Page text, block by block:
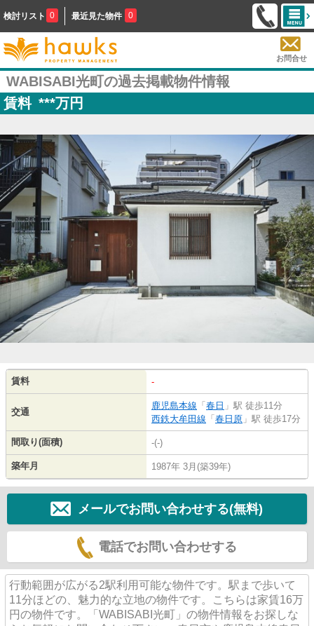
検討リスト 0 最近見た物件 0
お問合せ
WABISABI光町の過去掲載物件情報
賃料 ***万円
賃料 -
交通
鹿児島本線 「 春日 」駅 徒歩11分
西鉄大牟田線 「 春日原 」駅 徒歩17分
間取り(面積) -(-)
築年月 1987年 3月(築39年)
メールでお問い合わせする(無料)
電話でお問い合わせする
行動範囲が広がる2駅利用可能な物件です。駅まで歩いて
11分ほどの、魅力的な立地の物件です。こちらは家賃16万
円の物件です。「WABISABI光町」の物件情報をお探しな